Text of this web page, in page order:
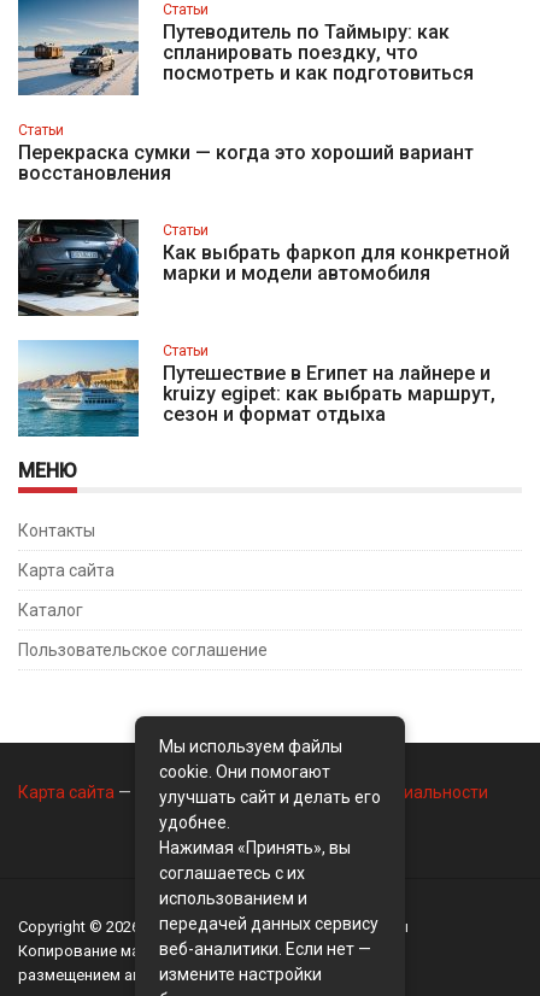
Статьи
Путеводитель по Таймыру: как
спланировать поездку, что
посмотреть и как подготовиться
Статьи
Перекраска сумки — когда это хороший вариант
восстановления
Статьи
Как выбрать фаркоп для конкретной
марки и модели автомобиля
Статьи
Путешествие в Египет на лайнере и
kruizy egipet: как выбрать маршрут,
сезон и формат отдыха
МЕНЮ
Контакты
Карта сайта
Каталог
Пользовательское соглашение
Карта сайта — Контакты— Политика конфиденциальности
Copyright © 2026 BusinessMix- Экономика и финансы
Копирование материалов разрешается, только с
размещением активной ссылки на сайтBusinessMix
Мы используем файлы
cookie. Они помогают
улучшать сайт и делать его
удобнее.
Нажимая «Принять», вы
соглашаетесь с их
использованием и
передачей данных сервису
веб-аналитики. Если нет —
измените настройки